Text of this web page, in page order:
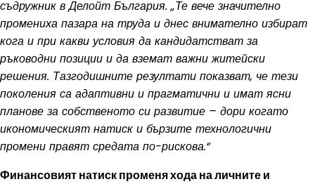
съдружник в Делойт България. „Те вече значително
промениха пазара на труда и днес внимателно избират
кога и при какви условия да кандидатстват за
ръководни позиции и да вземат важни житейски
решения. Тазгодишните резултати показват, че тези
поколения са адаптивни и прагматични и имат ясни
планове за собственото си развитие – дори когато
икономическият натиск и бързите технологични
промени правят средата по-рискова.“
Финансовият натиск променя хода на личните и